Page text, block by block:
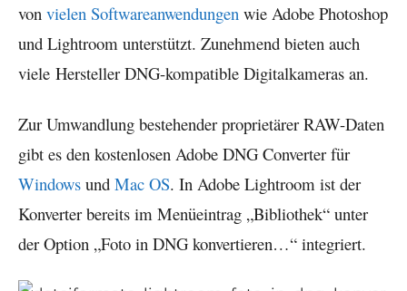
von vielen Softwareanwendungen wie Adobe Photoshop
und Lightroom unterstützt. Zunehmend bieten auch
viele Hersteller DNG-kompatible Digitalkameras an.
Zur Umwandlung bestehender proprietärer RAW-Daten
gibt es den kostenlosen Adobe DNG Converter für
Windows und Mac OS. In Adobe Lightroom ist der
Konverter bereits im Menüeintrag „Bibliothek“ unter
der Option „Foto in DNG konvertieren…“ integriert.